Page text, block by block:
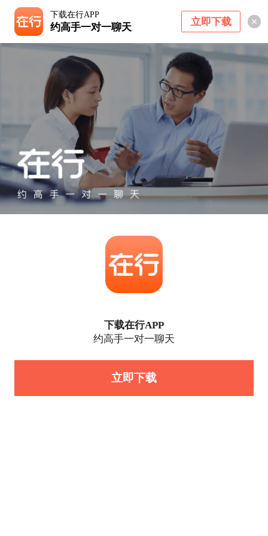
下载在行APP
约高手一对一聊天 立即下载
下载在行APP
约高手一对一聊天
立即下载